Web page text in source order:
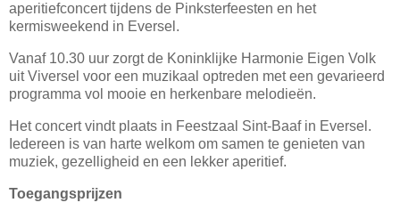
aperitiefconcert tijdens de Pinksterfeesten en het
kermisweekend in Eversel.
Vanaf 10.30 uur zorgt de Koninklijke Harmonie Eigen Volk
uit Viversel voor een muzikaal optreden met een gevarieerd
programma vol mooie en herkenbare melodieën.
Het concert vindt plaats in Feestzaal Sint-Baaf in Eversel.
Iedereen is van harte welkom om samen te genieten van
muziek, gezelligheid en een lekker aperitief.
Toegangsprijzen